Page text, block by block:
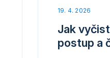
19. 4. 2026
Jak
postup a